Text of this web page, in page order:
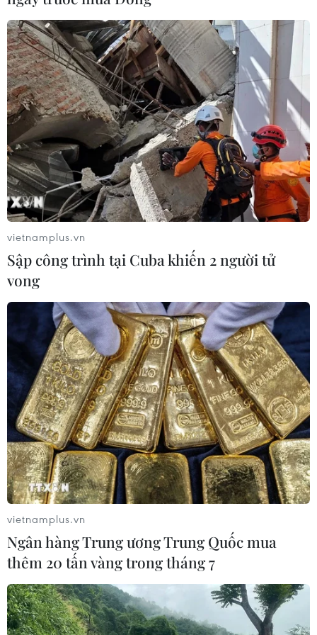
vietnamplus.vn
Sập công trình tại Cuba khiến 2 người tử
vong
vietnamplus.vn
Ngân hàng Trung ương Trung Quốc mua
thêm 20 tấn vàng trong tháng 7